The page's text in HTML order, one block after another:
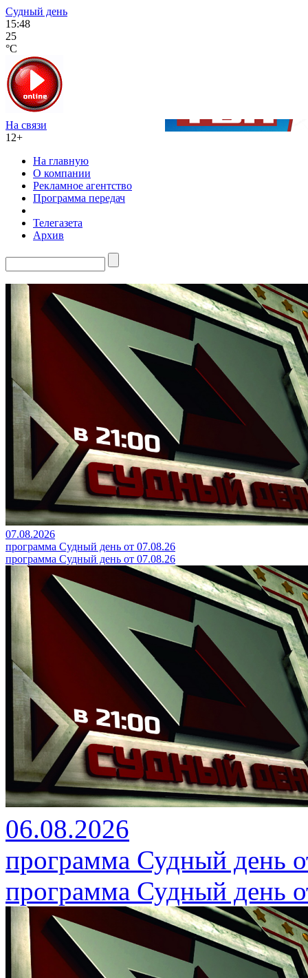
Судный день
15:48
25
°C
На связи
12+
На главную
О компании
Рекламное агентство
Программа передач
Телегазета
Архив
07.08.2026
программа Судный день от 07.08.26
программа Судный день от 07.08.26
06.08.2026
программа Судный день
программа Судный день